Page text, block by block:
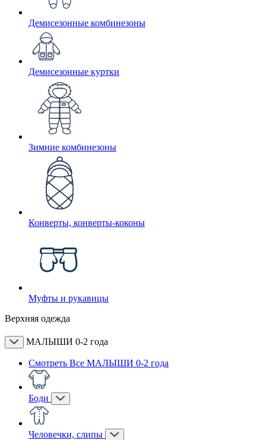
Демисезонные комбинезоны
Демисезонные куртки
Зимние комбинезоны
Конверты, конверты-коконы
Муфты и рукавицы
Верхняя одежда
МАЛЫШИ 0-2 года
Смотреть Все МАЛЫШИ 0-2 года
Боди
Человечки, слипы